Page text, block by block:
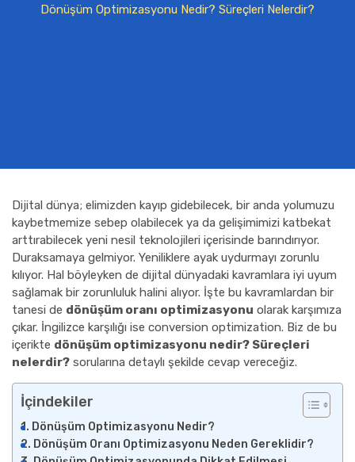
Dönüşüm Optimizasyonu Nedir? Süreçleri Nelerdir?
Dijital dünya; elimizden kayıp gidebilecek, bir anda yolumuzu
kaybetmemize sebep olabilecek ya da gelişimimizi katbekat
arttırabilecek yeni nesil teknolojileri içerisinde barındırıyor.
Duraksamaya gelmiyor. Yeniliklere ayak uydurmayı zorunlu
kılıyor. Hal böyleyken de dijital dünyadaki kavramlara iyi uyum
sağlamak bir zorunluluk halini alıyor. İşte bu kavramlardan bir
tanesi de dönüşüm oranı optimizasyonu olarak karşımıza
çıkar. İngilizce karşılığı ise conversion optimization. Biz de bu
içerikte dönüşüm optimizasyonu nedir? Süreçleri
nelerdir? sorularına detaylı şekilde cevap vereceğiz.
İçindekiler
Dönüşüm Optimizasyonu Nedir?
Dönüşüm Oranı Optimizasyonu Neden Gereklidir?